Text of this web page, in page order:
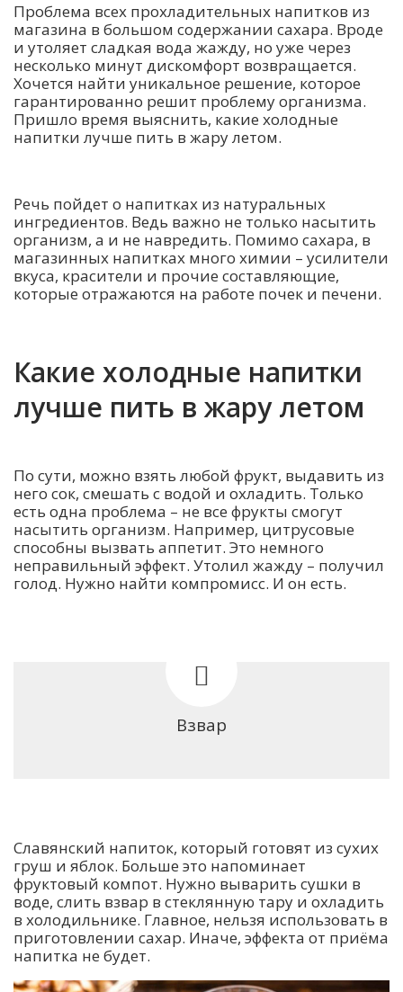
Проблема всех прохладительных напитков из
магазина в большом содержании сахара. Вроде
и утоляет сладкая вода жажду, но уже через
несколько минут дискомфорт возвращается.
Хочется найти уникальное решение, которое
гарантированно решит проблему организма.
Пришло время выяснить, какие холодные
напитки лучше пить в жару летом.
Речь пойдет о напитках из натуральных
ингредиентов. Ведь важно не только насытить
организм, а и не навредить. Помимо сахара, в
магазинных напитках много химии – усилители
вкуса, красители и прочие составляющие,
которые отражаются на работе почек и печени.
Какие холодные напитки
лучше пить в жару летом
По сути, можно взять любой фрукт, выдавить из
него сок, смешать с водой и охладить. Только
есть одна проблема – не все фрукты смогут
насытить организм. Например, цитрусовые
способны вызвать аппетит. Это немного
неправильный эффект. Утолил жажду – получил
голод. Нужно найти компромисс. И он есть.
Взвар
Славянский напиток, который готовят из сухих
груш и яблок. Больше это напоминает
фруктовый компот. Нужно выварить сушки в
воде, слить взвар в стеклянную тару и охладить
в холодильнике. Главное, нельзя использовать в
приготовлении сахар. Иначе, эффекта от приёма
напитка не будет.